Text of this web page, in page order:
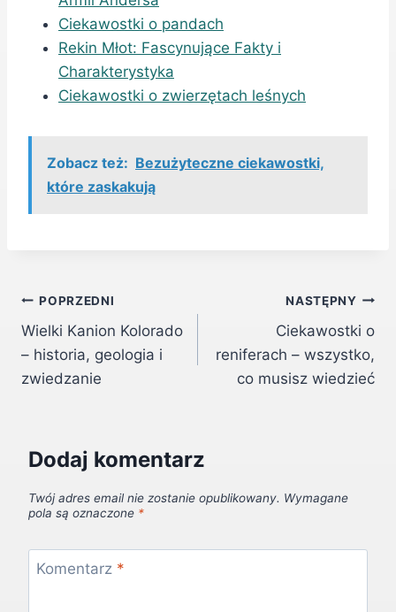
Ciekawostki o pandach
Rekin Młot: Fascynujące Fakty i
Charakterystyka
Ciekawostki o zwierzętach leśnych
Zobacz też: Bezużyteczne ciekawostki,
które zaskakują
Nawigacja
wpisu
POPRZEDNI
Wielki Kanion Kolorado
– historia, geologia i
zwiedzanie
NASTĘPNY
Ciekawostki o
reniferach – wszystko,
co musisz wiedzieć
Dodaj komentarz
Twój adres email nie zostanie opublikowany. Wymagane
pola są oznaczone *
Komentarz *